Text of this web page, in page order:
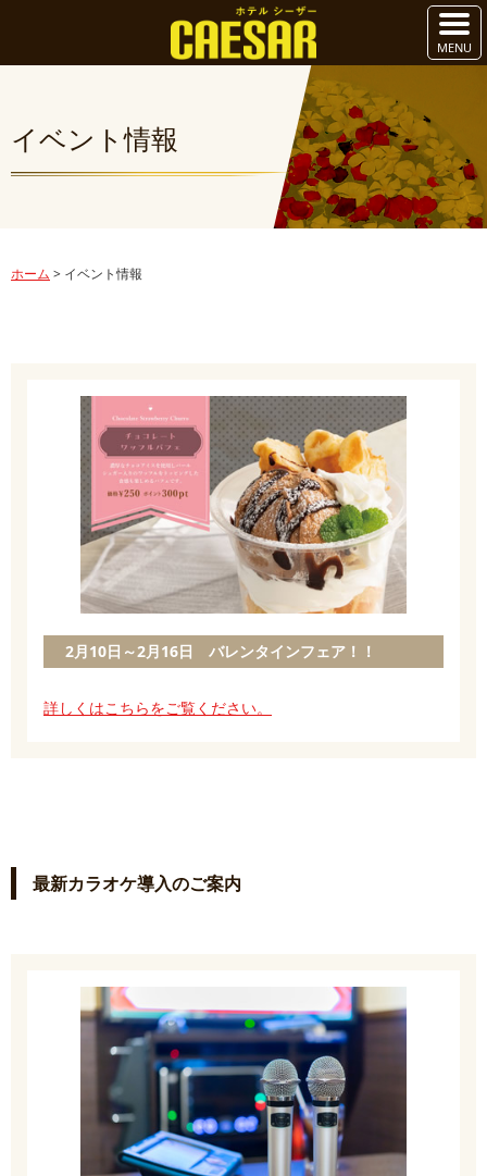
イベント情報
ホーム > イベント情報
2月10日～2月16日 バレンタインフェア！！
詳しくはこちらをご覧ください。
最新カラオケ導入のご案内